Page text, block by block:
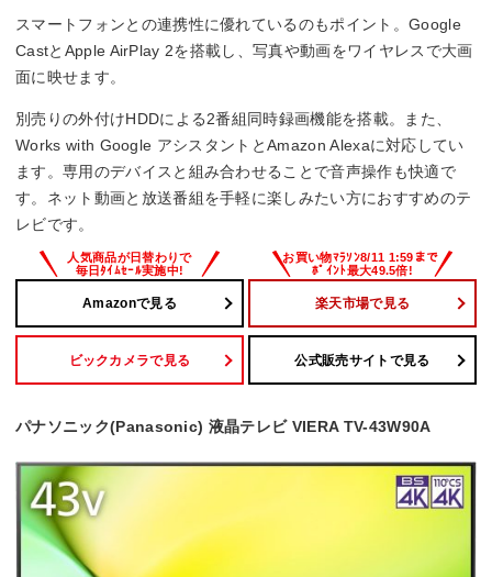
重量
–
スマートフォンとの連携性に優れているのもポイント。Google
CastとApple AirPlay 2を搭載し、写真や動画をワイヤレスで大画
面に映せます。
別売りの外付けHDDによる2番組同時録画機能を搭載。また、
Works with Google アシスタントとAmazon Alexaに対応してい
ます。専用のデバイスと組み合わせることで音声操作も快適で
す。ネット動画と放送番組を手軽に楽しみたい方におすすめのテ
レビです。
Amazonで見る 楽天市場で見る
ビックカメラで見る 公式販売サイトで見る
パナソニック(Panasonic) 液晶テレビ VIERA TV-43W90A